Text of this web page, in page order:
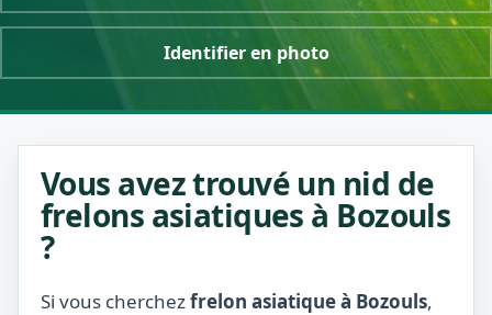
Identifier en photo
Vous avez trouvé un nid de
frelons asiatiques à Bozouls
?
Si vous cherchezfrelon asiatique à Bozouls,